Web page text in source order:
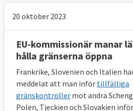
20 oktober 2023
EU-kommissionär manar
hålla gränserna öppna
Frankrike, Slovenien och Italien
meddelat att man inför tillfälliga
gränskontroller mot andra
Polen, Tjeckien och Slovakien